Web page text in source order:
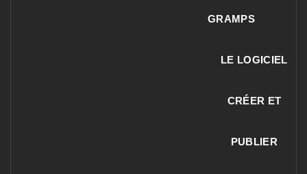
GRAMPS
LE LOGICIEL
CRÉER ET
PUBLIER